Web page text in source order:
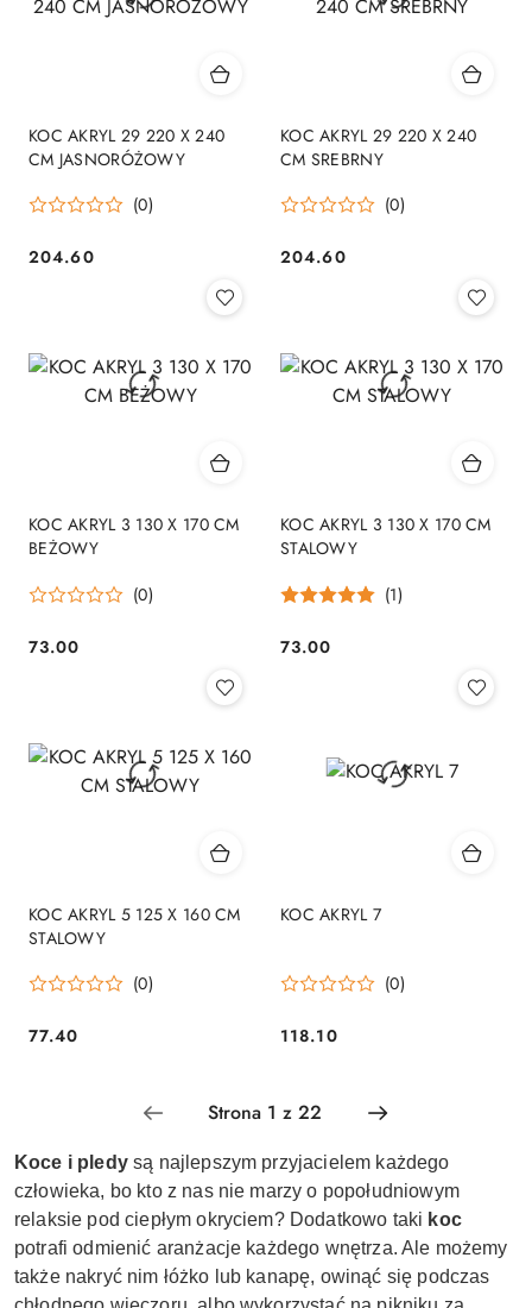
KOC AKRYL 29 220 X 240
CM JASNORÓŻOWY
(0)
Cena:
204.60
KOC AKRYL 29 220 X 240
CM SREBRNY
(0)
Cena:
204.60
KOC AKRYL 3 130 X 170 CM
BEŻOWY
(0)
Cena:
73.00
KOC AKRYL 3 130 X 170 CM
STALOWY
(1)
Cena:
73.00
KOC AKRYL 5 125 X 160 CM
STALOWY
(0)
Cena:
77.40
KOC AKRYL 7
(0)
Cena:
118.10
Koce i pledysą najlepszym przyjacielem każdego
człowieka, bo kto z nas nie marzy o popołudniowym
relaksie pod ciepłym okryciem? Dodatkowo taki koc
potrafi odmienić aranżacje każdego wnętrza. Ale możemy
także nakryć nim łóżko lub kanapę, owinąć się podczas